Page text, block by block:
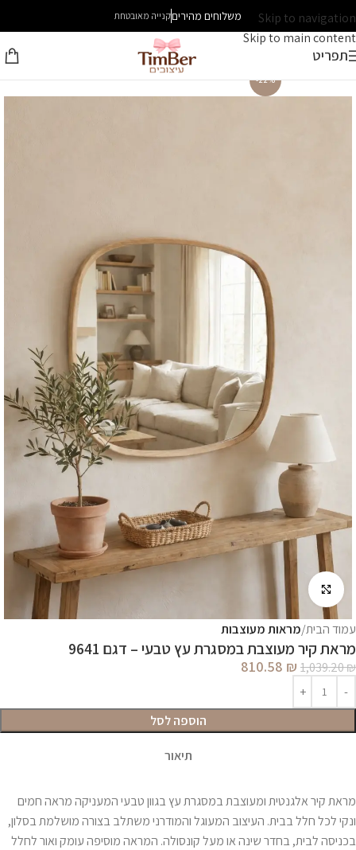
Skip to navigation
Skip to main content
משלוחים מהיריםקנייה מאובטחת
תפריט
עמוד הבית מראות מעוצבות
מראת קיר מעוצבת במסגרת עץ טבעי – דגם 9641
1,039.20₪
810.58 ₪
הוספה לסל
תיאור
מראת קיר אלגנטית ומעוצבת במסגרת עץ בגוון טבעי המעניקה מראה חמים
ונקי לכל חלל בבית. העיצוב המעוגל והמודרני משתלב בצורה מושלמת בסלון,
בכניסה לבית, בחדר שינה או מעל קונסולה. המראה מוסיפה עומק ואור לחלל
-22%
לחץ להגדלה